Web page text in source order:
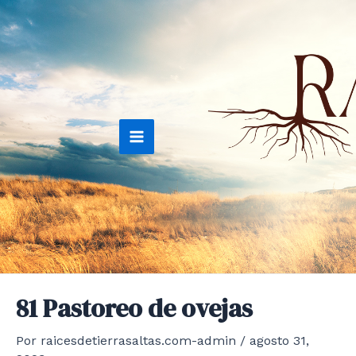
Ir
al
contenido
Main
Menu
81 Pastoreo de ovejas
Por raicesdetierrasaltas.com-admin / agosto 31,